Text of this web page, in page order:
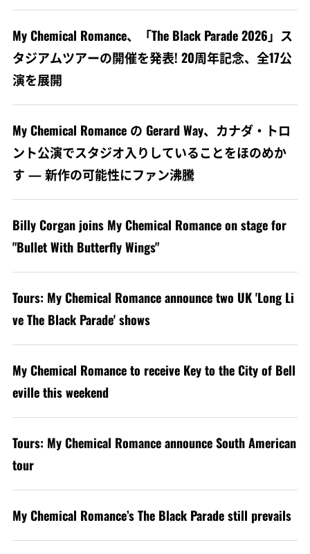
My Chemical Romance、「The Black Parade 2026」ス
タジアムツアーの開催を発表! 20周年記念、全17公
演を展開
My Chemical Romance の Gerard Way、カナダ・トロ
ント公演でスタジオ入りしていることをほのめか
す — 新作の可能性にファン沸騰
Billy Corgan joins My Chemical Romance on stage for
"Bullet With Butterfly Wings"
Tours: My Chemical Romance announce two UK 'Long Li
ve The Black Parade' shows
My Chemical Romance to receive Key to the City of Bell
eville this weekend
Tours: My Chemical Romance announce South American
tour
My Chemical Romance’s The Black Parade still prevails